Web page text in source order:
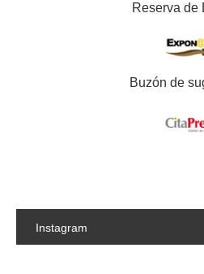
Reserva de
Buzón de
Instagram